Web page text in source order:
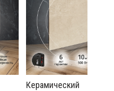
Керамический